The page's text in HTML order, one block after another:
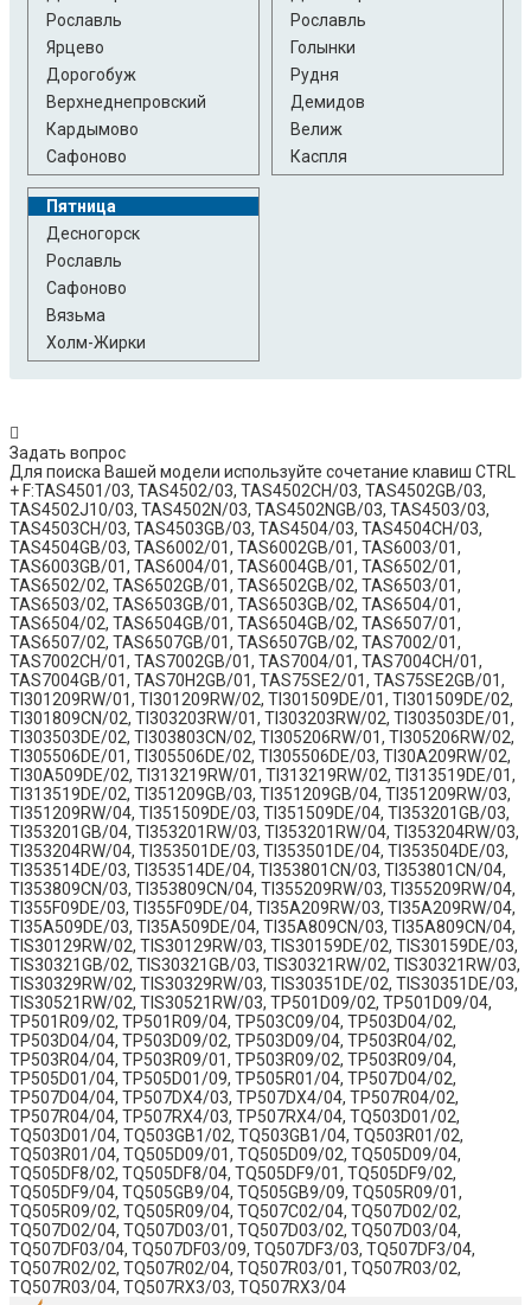
Рославль
Ярцево
Дорогобуж
Верхнеднепровский
Кардымово
Сафоново
Рославль
Голынки
Рудня
Демидов
Велиж
Каспля
Пятница
Десногорск
Рославль
Сафоново
Вязьма
Холм-Жирки
Задать вопрос
​Для поиска Вашей модели используйте сочетание клавиш CTRL
+ F:​ TAS4501/03, TAS4502/03, TAS4502CH/03, TAS4502GB/03,
TAS4502J10/03, TAS4502N/03, TAS4502NGB/03, TAS4503/03,
TAS4503CH/03, TAS4503GB/03, TAS4504/03, TAS4504CH/03,
TAS4504GB/03, TAS6002/01, TAS6002GB/01, TAS6003/01,
TAS6003GB/01, TAS6004/01, TAS6004GB/01, TAS6502/01,
TAS6502/02, TAS6502GB/01, TAS6502GB/02, TAS6503/01,
TAS6503/02, TAS6503GB/01, TAS6503GB/02, TAS6504/01,
TAS6504/02, TAS6504GB/01, TAS6504GB/02, TAS6507/01,
TAS6507/02, TAS6507GB/01, TAS6507GB/02, TAS7002/01,
TAS7002CH/01, TAS7002GB/01, TAS7004/01, TAS7004CH/01,
TAS7004GB/01, TAS70H2GB/01, TAS75SE2/01, TAS75SE2GB/01,
TI301209RW/01, TI301209RW/02, TI301509DE/01, TI301509DE/02,
TI301809CN/02, TI303203RW/01, TI303203RW/02, TI303503DE/01,
TI303503DE/02, TI303803CN/02, TI305206RW/01, TI305206RW/02,
TI305506DE/01, TI305506DE/02, TI305506DE/03, TI30A209RW/02,
TI30A509DE/02, TI313219RW/01, TI313219RW/02, TI313519DE/01,
TI313519DE/02, TI351209GB/03, TI351209GB/04, TI351209RW/03,
TI351209RW/04, TI351509DE/03, TI351509DE/04, TI353201GB/03,
TI353201GB/04, TI353201RW/03, TI353201RW/04, TI353204RW/03,
TI353204RW/04, TI353501DE/03, TI353501DE/04, TI353504DE/03,
TI353514DE/03, TI353514DE/04, TI353801CN/03, TI353801CN/04,
TI353809CN/03, TI353809CN/04, TI355209RW/03, TI355209RW/04,
TI355F09DE/03, TI355F09DE/04, TI35A209RW/03, TI35A209RW/04,
TI35A509DE/03, TI35A509DE/04, TI35A809CN/03, TI35A809CN/04,
TIS30129RW/02, TIS30129RW/03, TIS30159DE/02, TIS30159DE/03,
TIS30321GB/02, TIS30321GB/03, TIS30321RW/02, TIS30321RW/03,
TIS30329RW/02, TIS30329RW/03, TIS30351DE/02, TIS30351DE/03,
TIS30521RW/02, TIS30521RW/03, TP501D09/02, TP501D09/04,
TP501R09/02, TP501R09/04, TP503C09/04, TP503D04/02,
TP503D04/04, TP503D09/02, TP503D09/04, TP503R04/02,
TP503R04/04, TP503R09/01, TP503R09/02, TP503R09/04,
TP505D01/04, TP505D01/09, TP505R01/04, TP507D04/02,
TP507D04/04, TP507DX4/03, TP507DX4/04, TP507R04/02,
TP507R04/04, TP507RX4/03, TP507RX4/04, TQ503D01/02,
TQ503D01/04, TQ503GB1/02, TQ503GB1/04, TQ503R01/02,
TQ503R01/04, TQ505D09/01, TQ505D09/02, TQ505D09/04,
TQ505DF8/02, TQ505DF8/04, TQ505DF9/01, TQ505DF9/02,
TQ505DF9/04, TQ505GB9/04, TQ505GB9/09, TQ505R09/01,
TQ505R09/02, TQ505R09/04, TQ507C02/04, TQ507D02/02,
TQ507D02/04, TQ507D03/01, TQ507D03/02, TQ507D03/04,
TQ507DF03/04, TQ507DF03/09, TQ507DF3/03, TQ507DF3/04,
TQ507R02/02, TQ507R02/04, TQ507R03/01, TQ507R03/02,
TQ507R03/04, TQ507RX3/03, TQ507RX3/04​​